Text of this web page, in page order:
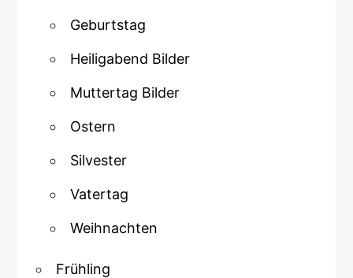
Geburtstag
Heiligabend Bilder
Muttertag Bilder
Ostern
Silvester
Vatertag
Weihnachten
Frühling